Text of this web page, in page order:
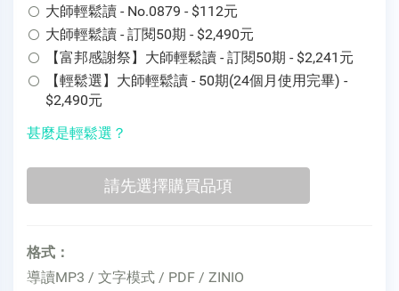
大師輕鬆讀 - No.0879 - $112元
大師輕鬆讀 - 訂閱50期 - $2,490元
【富邦感謝祭】大師輕鬆讀 - 訂閱50期 - $2,241元
【輕鬆選】大師輕鬆讀 - 50期(24個月使用完畢) -
$2,490元
甚麼是輕鬆選？
格式：
導讀MP3 / 文字模式 / PDF / ZINIO